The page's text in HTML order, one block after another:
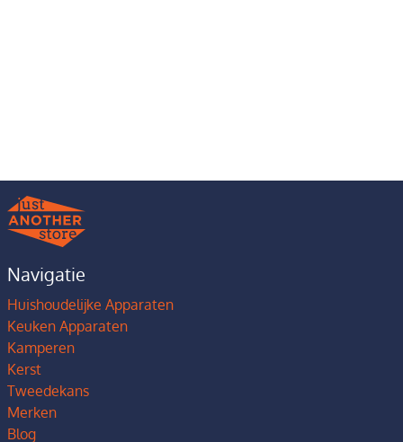
Navigatie
Huishoudelijke Apparaten
Keuken Apparaten
Kamperen
Kerst
Tweedekans
Merken
Blog